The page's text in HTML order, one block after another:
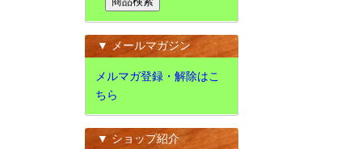
▼ メールマガジン
メルマガ登録・解除はこ
ちら
▼ ショップ紹介